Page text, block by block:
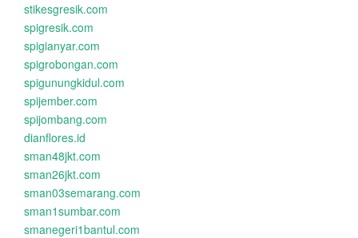
stikesgresik.com
spigresik.com
spigianyar.com
spigrobongan.com
spigunungkidul.com
spijember.com
spijombang.com
dianflores.id
sman48jkt.com
sman26jkt.com
sman03semarang.com
sman1sumbar.com
smanegeri1bantul.com